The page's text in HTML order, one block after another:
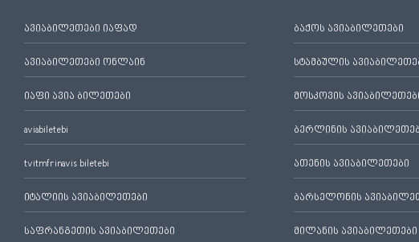
ავიაბილეთები იაფად
ავიაბილეთები ონლაინ
იაფი ავია ბილეთები
aviabiletebi
tvitmfrinavis biletebi
იტალიის ავიაბილეთები
საფრანგეთის ავიაბილეთები
ბაქოს ავიაბილეთები
სტამბულის
მოსკოვის
ბერლინის
ათენის ავიაბილეთები
ბარსელონის
მილანის ავიაბილეთები